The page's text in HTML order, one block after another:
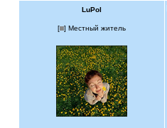
LuPol
[ ] Местный житель